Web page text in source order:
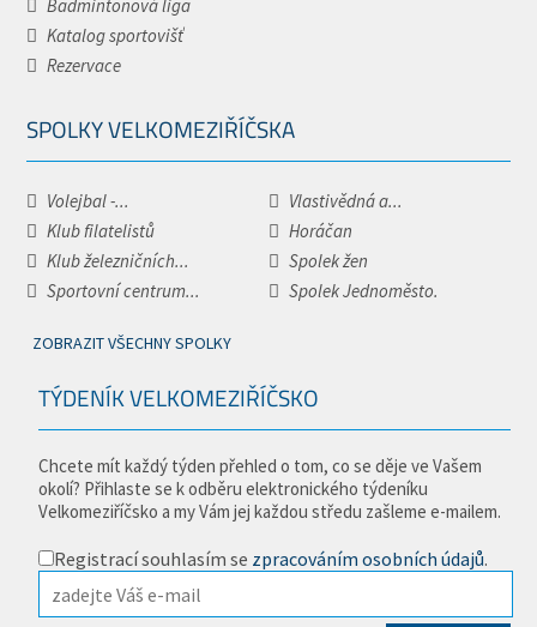
Badmintonová liga
Katalog sportovišť
Rezervace
SPOLKY VELKOMEZIŘÍČSKA
Volejbal -...
Vlastivědná a...
Klub filatelistů
Horáčan
Klub železničních...
Spolek žen
Sportovní centrum...
Spolek Jednoměsto.
ZOBRAZIT VŠECHNY SPOLKY
TÝDENÍK VELKOMEZIŘÍČSKO
Chcete mít každý týden přehled o tom, co se děje ve Vašem
okolí? Přihlaste se k odběru elektronického týdeníku
Velkomeziříčsko a my Vám jej každou středu zašleme e-mailem.
Registrací souhlasím se zpracováním osobních údajů.